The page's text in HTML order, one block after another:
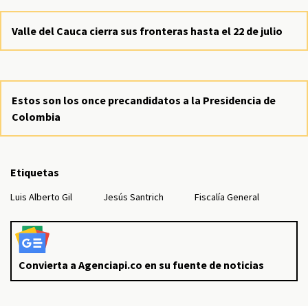
Valle del Cauca cierra sus fronteras hasta el 22 de julio
Estos son los once precandidatos a la Presidencia de
Colombia
Etiquetas
Luis Alberto Gil Jesús Santrich Fiscalía General
Convierta a Agenciapi.co en su fuente de noticias